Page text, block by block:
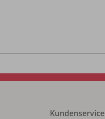
Kundenservice